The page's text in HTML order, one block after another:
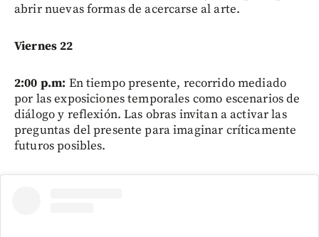
abrir nuevas formas de acercarse al arte.
Viernes 22
2:00 p.m: En tiempo presente, recorrido mediado
por las exposiciones temporales como escenarios de
diálogo y reflexión. Las obras invitan a activar las
preguntas del presente para imaginar críticamente
futuros posibles.